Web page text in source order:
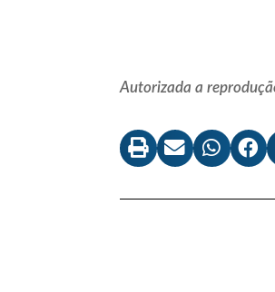
Autorizada a